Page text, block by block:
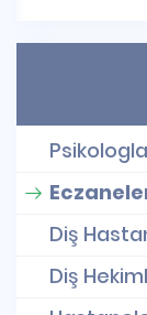
Diş
Diş